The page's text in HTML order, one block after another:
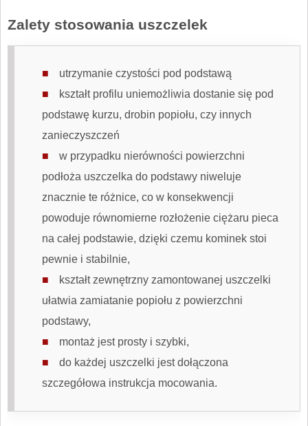
Zalety stosowania uszczelek
utrzymanie czystości pod podstawą
kształt profilu uniemożliwia dostanie się pod
podstawę kurzu, drobin popiołu, czy innych
zanieczyszczeń
w przypadku nierówności powierzchni
podłoża uszczelka do podstawy niweluje
znacznie te różnice, co w konsekwencji
powoduje równomierne rozłożenie ciężaru pieca
na całej podstawie, dzięki czemu kominek stoi
pewnie i stabilnie,
kształt zewnętrzny zamontowanej uszczelki
ułatwia zamiatanie popiołu z powierzchni
podstawy,
montaż jest prosty i szybki,
do każdej uszczelki jest dołączona
szczegółowa instrukcja mocowania.